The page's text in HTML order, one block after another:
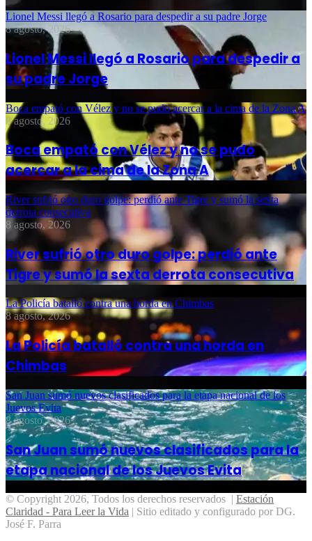
Lionel Messi llegó a Rosario para despedir a su padre Jorge
8 agosto, 2026
Lionel Messi llegó a Rosario para despedir a
su padre Jorge
Boca empató con Vélez y no se pudo acercar a la cima de la Zona A
8 agosto, 2026
Boca empató con Vélez y no se pudo
acercar a la cima de la Zona A
River sufrió otro duro golpe: perdió ante Tigre y sumó la sexta
derrota consecutiva
8 agosto, 2026
River sufrió otro duro golpe: perdió ante
Tigre y sumó la sexta derrota consecutiva
La Policía batalló contra una horda en Chimbas
8 agosto, 2026
La Policía batalló contra una horda en
Chimbas
San Juan sumó nuevos clasificados para la etapa nacional de los
Juevos Evita
8 agosto, 2026
San Juan sumó nuevos clasificados para la
etapa nacional de los Juevos Evita
© Copyright 2026, Todos los derechos reservados | Estación
Claridad - Para Leer la Vida | Sitio editado y configurado por DG.
José F. Parra